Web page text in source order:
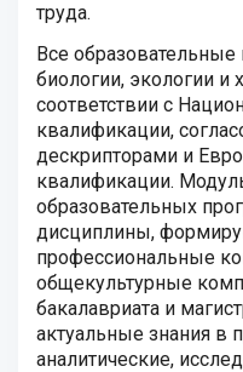
труда.
Все
биологии, экологии и
соответствии с
квалификации,
дескрипторами и
квалификации.
образовательных
дисциплины,
профессиональные
общекультурные
бакалавриата и
актуальные знания в
аналитические,